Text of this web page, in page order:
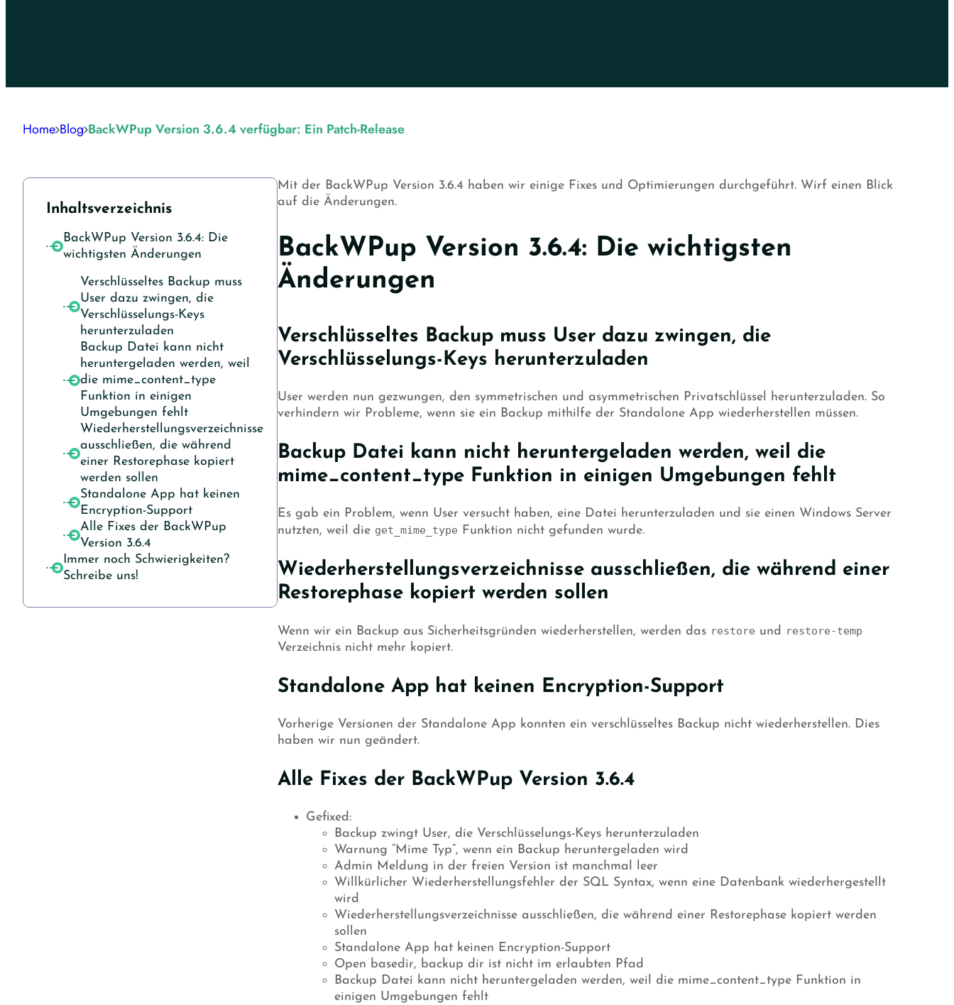
Home Blog BackWPup Version 3.6.4 verfügbar: Ein Patch-Release
Inhaltsverzeichnis
BackWPup Version 3.6.4: Die
wichtigsten Änderungen
Verschlüsseltes Backup muss
User dazu zwingen, die
Verschlüsselungs-Keys
herunterzuladen
Backup Datei kann nicht
heruntergeladen werden, weil
die mime_content_type
Funktion in einigen
Umgebungen fehlt
Wiederherstellungsverzeichnisse
ausschließen, die während
einer Restorephase kopiert
werden sollen
Standalone App hat keinen
Encryption-Support
Alle Fixes der BackWPup
Version 3.6.4
Immer noch Schwierigkeiten?
Schreibe uns!
Mit der BackWPup Version 3.6.4 haben wir einige Fixes und Optimierungen durchgeführt. Wirf einen Blick
auf die Änderungen.
BackWPup Version 3.6.4: Die wichtigsten
Änderungen
Verschlüsseltes Backup muss User dazu zwingen, die
Verschlüsselungs-Keys herunterzuladen
User werden nun gezwungen, den symmetrischen und asymmetrischen Privatschlüssel herunterzuladen. So
verhindern wir Probleme, wenn sie ein Backup mithilfe der Standalone App wiederherstellen müssen.
Backup Datei kann nicht heruntergeladen werden, weil die
mime_content_type Funktion in einigen Umgebungen fehlt
Es gab ein Problem, wenn User versucht haben, eine Datei herunterzuladen und sie einen Windows Server
nutzten, weil die get_mime_type Funktion nicht gefunden wurde.
Wiederherstellungsverzeichnisse ausschließen, die während einer
Restorephase kopiert werden sollen
Wenn wir ein Backup aus Sicherheitsgründen wiederherstellen, werden das restore und restore-temp
Verzeichnis nicht mehr kopiert.
Standalone App hat keinen Encryption-Support
Vorherige Versionen der Standalone App konnten ein verschlüsseltes Backup nicht wiederherstellen. Dies
haben wir nun geändert.
Alle Fixes der BackWPup Version 3.6.4
Gefixed:
Backup zwingt User, die Verschlüsselungs-Keys herunterzuladen
Warnung “Mime Typ”, wenn ein Backup heruntergeladen wird
Admin Meldung in der freien Version ist manchmal leer
Willkürlicher Wiederherstellungsfehler der SQL Syntax, wenn eine Datenbank wiederhergestellt
wird
Wiederherstellungsverzeichnisse ausschließen, die während einer Restorephase kopiert werden
sollen
Standalone App hat keinen Encryption-Support
Open basedir, backup dir ist nicht im erlaubten Pfad
Backup Datei kann nicht heruntergeladen werden, weil die mime_content_type Funktion in
einigen Umgebungen fehlt